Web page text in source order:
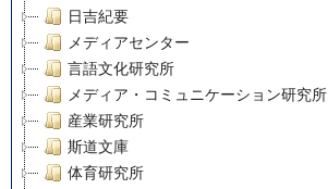
日吉紀要
メディアセンター
言語文化研究所
メディア・コミュニケーション研究所
産業研究所
斯道文庫
体育研究所